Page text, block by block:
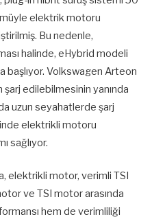
elektrik motoru
Bu nedenle,
halinde, eHybrid modeli
başlıyor. Volkswagen Arteon
edilebilmesinin yanında
uzun seyahatlerde şarj
elektrikli motoru
sağlıyor.
elektrikli motor, verimli TSI
ve TSI motor arasında
hem de verimliliği